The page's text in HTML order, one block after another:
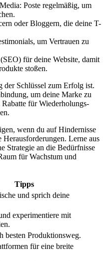
Poste regelmäßig, um
oder Bloggern,⁣ die deine⁢ T-
um Vertrauen zu
‌für deine Website, damit
stoßen.
der Schlüssel zum Erfolg ist.
um deine Marke zu
⁢für Wiederholungs-
wenn ‍du auf Hindernisse
Herausforderungen. Lerne aus
Strategie ‌an die Bedürfnisse
‌für Wachstum und⁢
Tipps
und sprich deine
⁢experimentiere mit
besten Produktionsweg.
für eine breite